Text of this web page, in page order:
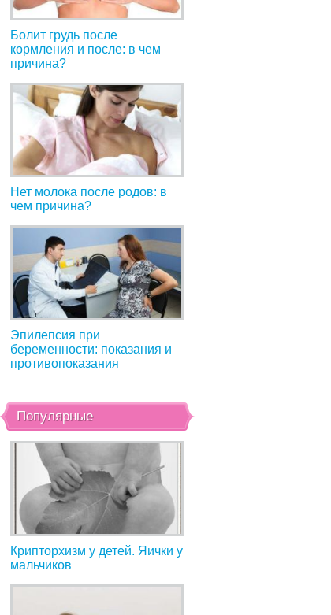
Болит грудь после
кормления и после: в чем
причина?
Нет молока после родов: в
чем причина?
Эпилепсия при
беременности: показания и
противопоказания
Популярные
Крипторхизм у детей. Яички у
мальчиков